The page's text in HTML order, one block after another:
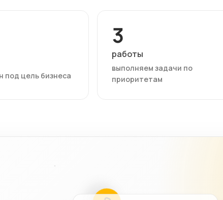
под цель бизнеса
3
работы
выполняем задачи по
приоритетам